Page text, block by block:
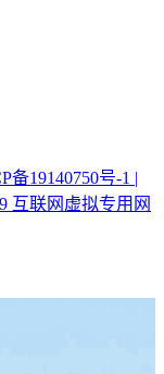
备19140750号-1 |
互联网虚拟专用网